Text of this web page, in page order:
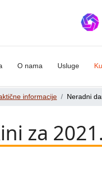
O nama Usluge
informacije Neradni
za